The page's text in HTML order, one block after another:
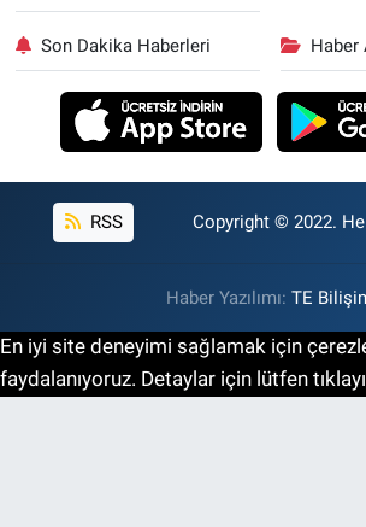
Son Dakika Haberleri Haber
RSS Copyright © 2022.
Haber Yazılımı: TE
En iyi site deneyimi sağlamak için
faydalanıyoruz. Detaylar için lütfen